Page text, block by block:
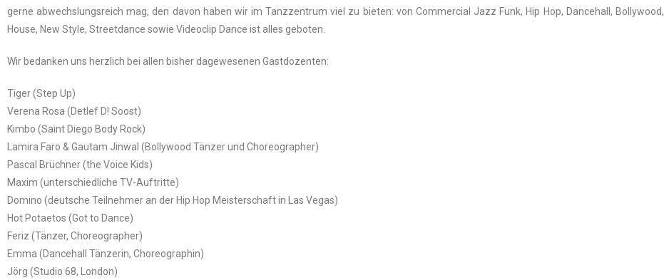
gerne abwechslungsreich mag, den davon haben wir im Tanzzentrum viel zu bieten: von Commercial Jazz Funk, Hip Hop, Dancehall, Bollywood,
House, New Style, Streetdance sowie Videoclip Dance ist alles geboten.
Wir bedanken uns herzlich bei allen bisher dagewesenen Gastdozenten:
Tiger (Step Up)
Verena Rosa (Detlef D! Soost)
Kimbo (Saint Diego Body Rock)
Lamira Faro & Gautam Jinwal (Bollywood Tänzer und Choreographer)
Pascal Brüchner (the Voice Kids)
Maxim (unterschiedliche TV-Auftritte)
Domino (deutsche Teilnehmer an der Hip Hop Meisterschaft in Las Vegas)
Hot Potaetos (Got to Dance)
Feriz (Tänzer, Choreographer)
Emma (Dancehall Tänzerin, Choreographin)
Jörg (Studio 68, London)